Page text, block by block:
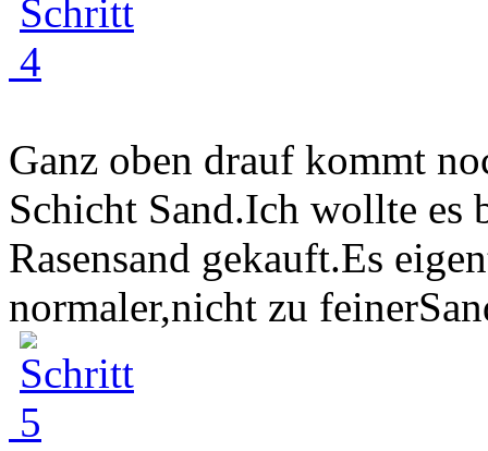
Ganz oben drauf kommt
Schicht Sand.Ich wollte es
Rasensand gekauft.Es
normaler,nicht zu